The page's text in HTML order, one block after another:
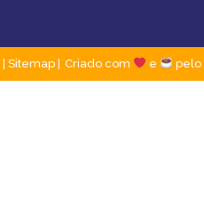
Sitemap Criado com e pelo